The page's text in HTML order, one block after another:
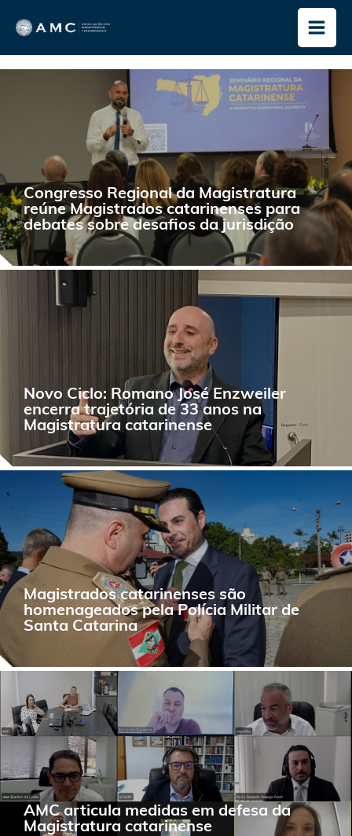
para
o
Congresso Regional da Magistratura
reúne Magistrados catarinenses para
debates sobre desafios da jurisdição
Novo Ciclo: Romano José Enzweiler
encerra trajetória de 33 anos na
Magistratura catarinense
Magistrados catarinenses são
homenageados pela Polícia Militar de
Santa Catarina
AMC articula medidas em defesa da
Magistratura catarinense